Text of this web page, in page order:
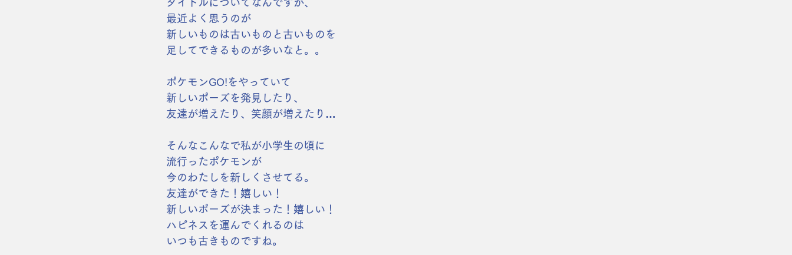
タイトルについてなんですが、
最近よく思うのが
新しいものは古いものと古いものを
足してできるものが多いなと。。
ポケモンGO!をやっていて
新しいポーズを発見したり、
友達が増えたり、笑顔が増えたり…
そんなこんなで私が小学生の頃に
流行ったポケモンが
今のわたしを新しくさせてる。
友達ができた！嬉しい！
新しいポーズが決まった！嬉しい！
ハピネスを運んでくれるのは
いつも古きものですね。